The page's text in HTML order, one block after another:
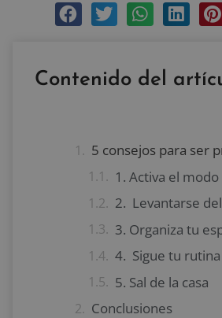
Contenido del
1. Activa el modo
2. Levantarse
3. Organiza tu
4. Sigue tu rutina
5. Sal de la casa
Conclusiones